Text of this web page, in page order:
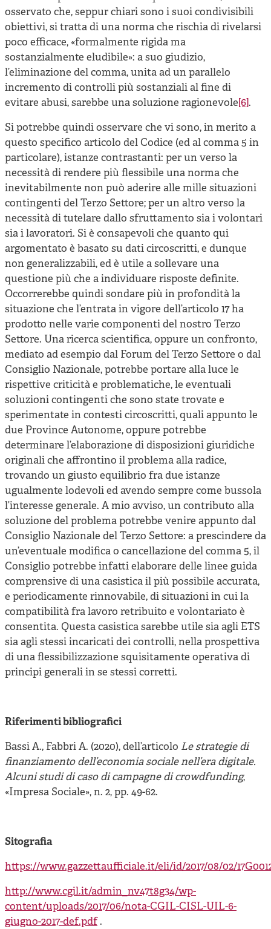
osservato che, seppur chiari sono i suoi condivisibili
obiettivi, si tratta di una norma che rischia di rivelarsi
poco efficace, «formalmente rigida ma
sostanzialmente eludibile»: a suo giudizio,
l’eliminazione del comma, unita ad un parallelo
incremento di controlli più sostanziali al fine di
evitare abusi, sarebbe una soluzione ragionevole [6].
Si potrebbe quindi osservare che vi sono, in merito a
questo specifico articolo del Codice (ed al comma 5 in
particolare), istanze contrastanti: per un verso la
necessità di rendere più flessibile una norma che
inevitabilmente non può aderire alle mille situazioni
contingenti del Terzo Settore; per un altro verso la
necessità di tutelare dallo sfruttamento sia i volontari
sia i lavoratori. Si è consapevoli che quanto qui
argomentato è basato su dati circoscritti, e dunque
non generalizzabili, ed è utile a sollevare una
questione più che a individuare risposte definite.
Occorrerebbe quindi sondare più in profondità la
situazione che l’entrata in vigore dell’articolo 17 ha
prodotto nelle varie componenti del nostro Terzo
Settore. Una ricerca scientifica, oppure un confronto,
mediato ad esempio dal Forum del Terzo Settore o dal
Consiglio Nazionale, potrebbe portare alla luce le
rispettive criticità e problematiche, le eventuali
soluzioni contingenti che sono state trovate e
sperimentate in contesti circoscritti, quali appunto le
due Province Autonome, oppure potrebbe
determinare l’elaborazione di disposizioni giuridiche
originali che affrontino il problema alla radice,
trovando un giusto equilibrio fra due istanze
ugualmente lodevoli ed avendo sempre come bussola
l’interesse generale. A mio avviso, un contributo alla
soluzione del problema potrebbe venire appunto dal
Consiglio Nazionale del Terzo Settore: a prescindere da
un’eventuale modifica o cancellazione del comma 5, il
Consiglio potrebbe infatti elaborare delle linee guida
comprensive di una casistica il più possibile accurata,
e periodicamente rinnovabile, di situazioni in cui la
compatibilità fra lavoro retribuito e volontariato è
consentita. Questa casistica sarebbe utile sia agli ETS
sia agli stessi incaricati dei controlli, nella prospettiva
di una flessibilizzazione squisitamente operativa di
principi generali in se stessi corretti.
Riferimenti bibliografici
Bassi A., Fabbri A. (2020), dell’articolo Le strategie di
finanziamento dell’economia sociale nell’era digitale.
Alcuni studi di caso di campagne di crowdfunding,
«Impresa Sociale», n. 2, pp. 49-62.
Sitografia
https://www.gazzettaufficiale.it/eli/id/2017/08/02/
http://www.cgil.it/admin_nv47t8g34/wp-
content/uploads/2017/06/nota-CGIL-CISL-UIL-6-
giugno-2017-def.pdf.